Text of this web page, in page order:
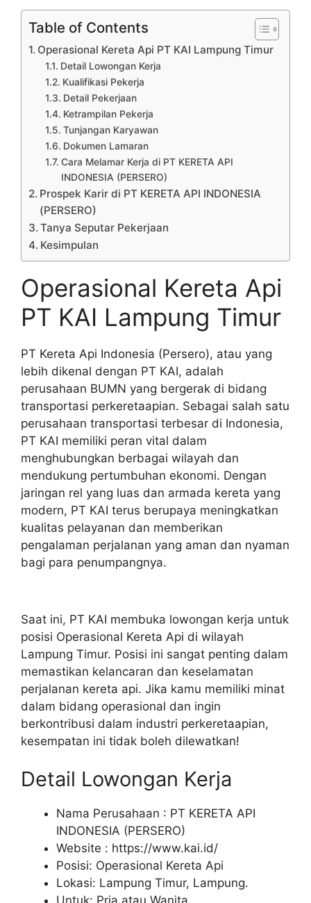
Table of Contents
Operasional Kereta Api PT KAI Lampung Timur
Detail Lowongan Kerja
Kualifikasi Pekerja
Detail Pekerjaan
Ketrampilan Pekerja
Tunjangan Karyawan
Dokumen Lamaran
Cara Melamar Kerja di PT KERETA API
INDONESIA (PERSERO)
Prospek Karir di PT KERETA API INDONESIA
(PERSERO)
Tanya Seputar Pekerjaan
Kesimpulan
Operasional Kereta Api
PT KAI Lampung Timur
PT Kereta Api Indonesia (Persero), atau yang
lebih dikenal dengan PT KAI, adalah
perusahaan BUMN yang bergerak di bidang
transportasi perkeretaapian. Sebagai salah satu
perusahaan transportasi terbesar di Indonesia,
PT KAI memiliki peran vital dalam
menghubungkan berbagai wilayah dan
mendukung pertumbuhan ekonomi. Dengan
jaringan rel yang luas dan armada kereta yang
modern, PT KAI terus berupaya meningkatkan
kualitas pelayanan dan memberikan
pengalaman perjalanan yang aman dan nyaman
bagi para penumpangnya.
Saat ini, PT KAI membuka lowongan kerja untuk
posisi Operasional Kereta Api di wilayah
Lampung Timur. Posisi ini sangat penting dalam
memastikan kelancaran dan keselamatan
perjalanan kereta api. Jika kamu memiliki minat
dalam bidang operasional dan ingin
berkontribusi dalam industri perkeretaapian,
kesempatan ini tidak boleh dilewatkan!
Detail Lowongan Kerja
Nama Perusahaan : PT KERETA API
INDONESIA (PERSERO)
Website : https://www.kai.id/
Posisi: Operasional Kereta Api
Lokasi: Lampung Timur, Lampung.